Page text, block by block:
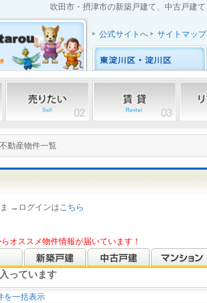
吹田市・摂津市の新築戸建て、中古戸建
公式サイトへ サイトマップ
動産物件一覧
→ログインはこちら
らオススメ物件情報が届いています！
っています
を一括表示